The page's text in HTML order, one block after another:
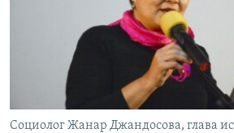
Социолог Жанар Джандосова, глава